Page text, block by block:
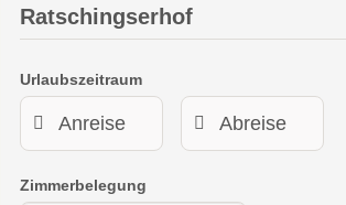
Ratschingserhof
Urlaubszeitraum
Zimmerbelegung